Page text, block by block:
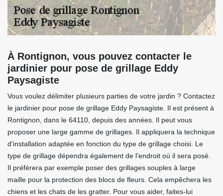
À Rontignon, vous pouvez contacter le
jardinier pour pose de grillage Eddy
Paysagiste
Vous voulez délimiter plusieurs parties de votre jardin ? Contactez
le jardinier pour pose de grillage Eddy Paysagiste. Il est présent à
Rontignon, dans le 64110, depuis des années. Il peut vous
proposer une large gamme de grillages. Il appliquera la technique
d'installation adaptée en fonction du type de grillage choisi. Le
type de grillage dépendra également de l'endroit où il sera posé.
Il préfèrera par exemple poser des grillages souples à large
maille pour la protection des blocs de fleurs. Cela empêchera les
chiens et les chats de les gratter. Pour vous aider, faites-lui